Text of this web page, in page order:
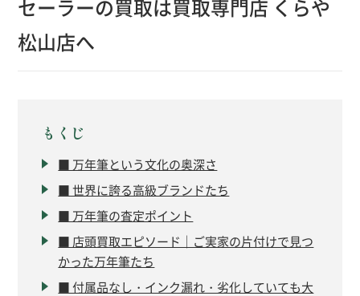
セーラーの買取は買取専門店 くらや
松山店へ
もくじ
■ 万年筆という文化の奥深さ
■ 世界に誇る高級ブランドたち
■ 万年筆の査定ポイント
■ 店頭買取エピソード｜ご実家の片付けで見つ
かった万年筆たち
■ 付属品なし・インク漏れ・劣化していても大